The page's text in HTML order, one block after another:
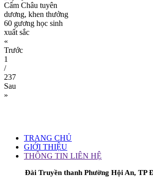
Cẩm Châu tuyên
dương, khen thưởng
60 gương học sinh
xuất sắc
«
Trước
1
/
237
Sau
»
TRANG CHỦ
GIỚI THIỆU
THÔNG TIN LIÊN HỆ
Đài Truyền thanh Phường Hội An, TP